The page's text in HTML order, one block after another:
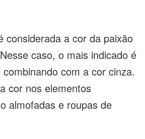
considerada a cor da paixão
caso, o mais indicado é
com a cor cinza.
cor nos elementos
almofadas e roupas de